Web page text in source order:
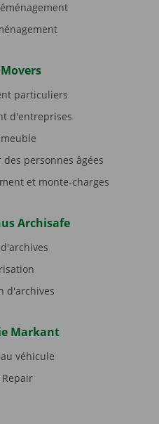
particuliers
d'entreprises
personnes âgées
et monte-charges
Archisafe
d'archives
Markant
véhicule